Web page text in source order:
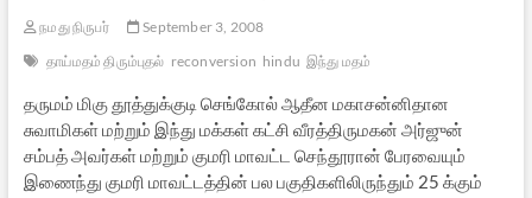
நமது நிருபர்
September 3, 2008
தாய்மதம் திரும்புதல் reconversion hindu இந்து மதம்
தருமம் மிகு தூத்துக்குடி செங்கோல் ஆதீன மகாசன்னிதான
சுவாமிகள் மற்றும் இந்து மக்கள் கட்சி வீரத்திருமகன் அர்ஜுன்
சம்பத் அவர்கள் மற்றும் குமரி மாவட்ட செந்தூரான் பேரவையும்
இணைந்து குமரி மாவட்டத்தின் பல பகுதிகளிலிருந்தும் 25 க்கும்